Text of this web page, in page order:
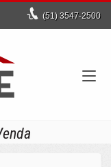
(51) 3547-2500